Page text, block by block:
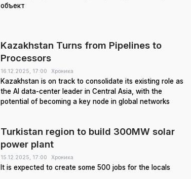
объект
Kazakhstan Turns from Pipelines to
Processors
16.12.2025, 17:00 Хроника
Kazakhstan is on track to consolidate its existing role as
the AI data-center leader in Central Asia, with the
potential of becoming a key node in global networks
Turkistan region to build 300MW solar
power plant
15.12.2025, 17:00 Хроника
It is expected to create some 500 jobs for the locals